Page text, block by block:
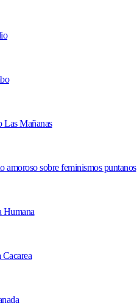
Las Mañanas
amoroso sobre feminismos puntanos
Humana